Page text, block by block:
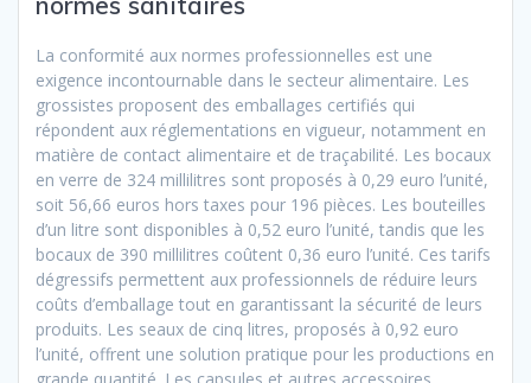
La conformité aux normes professionnelles est une
exigence incontournable dans le secteur alimentaire. Les
grossistes proposent des emballages certifiés qui
répondent aux réglementations en vigueur, notamment en
matière de contact alimentaire et de traçabilité. Les bocaux
en verre de 324 millilitres sont proposés à 0,29 euro l’unité,
soit 56,66 euros hors taxes pour 196 pièces. Les bouteilles
d’un litre sont disponibles à 0,52 euro l’unité, tandis que les
bocaux de 390 millilitres coûtent 0,36 euro l’unité. Ces tarifs
dégressifs permettent aux professionnels de réduire leurs
coûts d’emballage tout en garantissant la sécurité de leurs
produits. Les seaux de cinq litres, proposés à 0,92 euro
l’unité, offrent une solution pratique pour les productions en